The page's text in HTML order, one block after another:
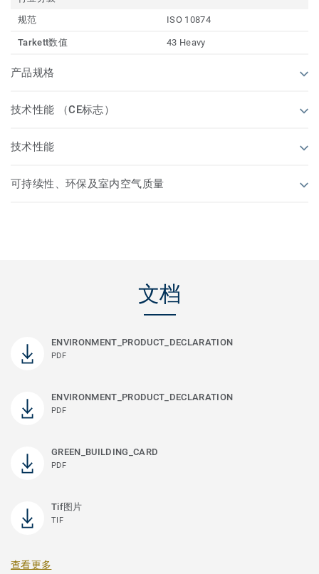
规范
ISO 10874
Tarkett数值 43 Heavy
产品规格
技术性能 （CE标志）
技术性能
可持续性、环保及室内空气质量
文档
ENVIRONMENT_PRODUCT_DECLARATION
PDF
ENVIRONMENT_PRODUCT_DECLARATION
PDF
GREEN_BUILDING_CARD
PDF
Tif图片
TIF
查看更多